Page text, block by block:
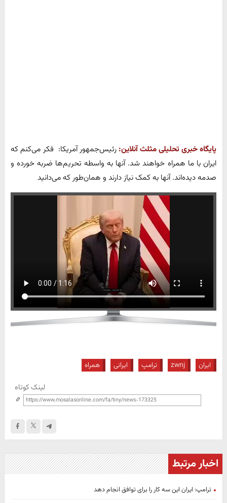
پایگاه خبری تحلیلی مثلث آنلاین: رئیس‌جمهور آمریکا: فکر می‌کنم که
ایران با ما همراه خواهند شد. آنها به واسطه تحریم‌ها ضربه خورده و
صدمه دیده‌اند. آنها به کمک نیاز دارند و همان‌طور که می‌دانید
ایران zwnj ترامپ ایرانی همراه
لینک کوتاه
اخبار مرتبط
ترامپ: ایران این سه کار را برای توافق انجام دهد